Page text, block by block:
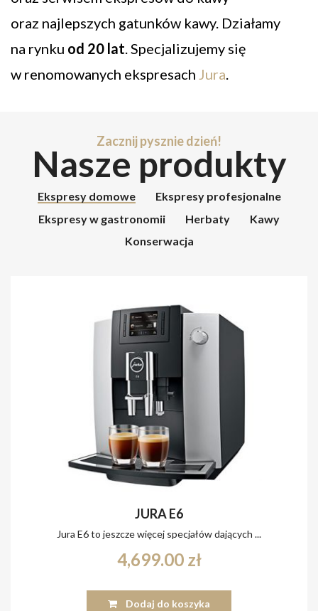
oraz najlepszych gatunków kawy. Działamy
na rynku od 20 lat. Specjalizujemy się
w renomowanych ekspresach Jura.
Zacznij pysznie dzień!
Nasze produkty
Ekspresy domowe
Ekspresy profesjonalne
Ekspresy w gastronomii
Herbaty
Kawy
Konserwacja
JURA E6
Jura E6 to jeszcze więcej specjałów dających ...
4,699.00 zł
Dodaj do koszyka